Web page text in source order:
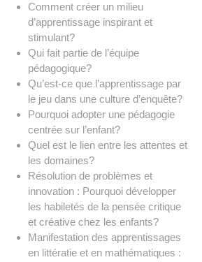
Comment créer un milieu
d’apprentissage inspirant et
stimulant?
Qui fait partie de l’équipe
pédagogique?
Qu’est-ce que l’apprentissage par
le jeu dans une culture d’enquête?
Pourquoi adopter une pédagogie
centrée sur l’enfant?
Quel est le lien entre les attentes et
les domaines?
Résolution de problèmes et
innovation : Pourquoi développer
les habiletés de la pensée critique
et créative chez les enfants?
Manifestation des apprentissages
en littératie et en mathématiques :